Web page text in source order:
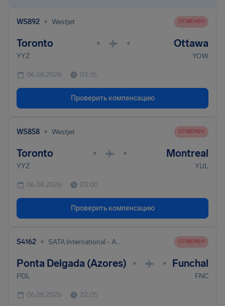
WS892 • Westjet ОТМЕНЕН
Toronto • • Ottawa
YYZ YOW
06.08.2026 03:15
Проверить компенсацию
WS858 • Westjet ОТМЕНЕН
Toronto • • Montreal
YYZ YUL
06.08.2026 03:00
Проверить компенсацию
S4162 • SATA International - Azores Airlines S.A. ОТМЕНЕН
Ponta Delgada (Azores) • • Funchal
PDL FNC
06.08.2026 22:05